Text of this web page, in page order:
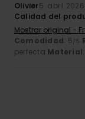
Olivier5. abril 2026
Calidad del
Mostrar original -
Comodidad: 5/5
perfecta Material